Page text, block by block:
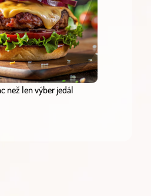
než len výber jedál